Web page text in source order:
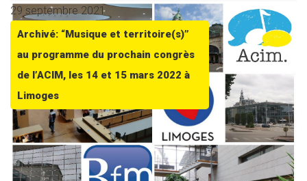
29 septembre 2021
Archivé: “Musique et territoire(s)”
au programme du prochain congrès
de l’ACIM, les 14 et 15 mars 2022 à
Limoges